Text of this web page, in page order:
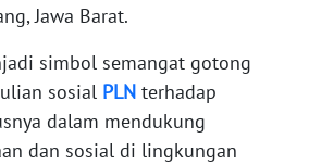
Jawa Barat.
simbol semangat gotong
sosial PLN terhadap
dalam mendukung
dan sosial di lingkungan